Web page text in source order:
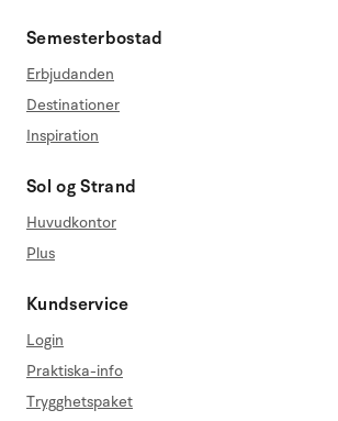
Semesterbostad
Erbjudanden
Destinationer
Inspiration
Sol og Strand
Huvudkontor
Plus
Kundservice
Login
Praktiska-info
Trygghetspaket